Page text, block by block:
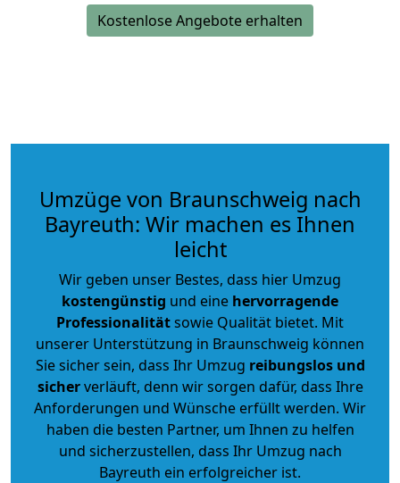
Kostenlose Angebote erhalten
Umzüge von Braunschweig nach
Bayreuth: Wir machen es Ihnen
leicht
Wir geben unser Bestes, dass hier Umzug
kostengünstig und eine hervorragende
Professionalitätsowie Qualität bietet. Mit
unserer Unterstützung in Braunschweig können
Sie sicher sein, dass Ihr Umzug reibungslos und
sicherverläuft, denn wir sorgen dafür, dass Ihre
Anforderungen und Wünsche erfüllt werden. Wir
haben die besten Partner, um Ihnen zu helfen
und sicherzustellen, dass Ihr Umzug nach
Bayreuth ein erfolgreicher ist.